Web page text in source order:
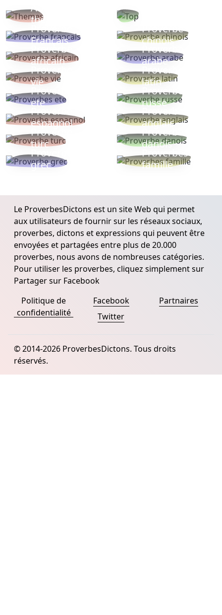
Autres
thèmes
Proverbe
Français
Proverbe
chinois
Proverbe
africain
Proverbe
arabe
Proverbe
vie
Proverbe
latin
Proverbes
ete
Proverbe
russe
Proverbe
espagnol
Proverbe
anglais
Proverbe
turc
Proverbe
danois
Proverbe
grec
Proverbes
famille
Le ProverbesDictons est un site Web qui permet
aux utilisateurs de fournir sur les réseaux sociaux,
proverbes, dictons et expressions qui peuvent être
envoyées et partagées entre plus de 20.000
proverbes, nous avons de nombreuses catégories.
Pour utiliser les proverbes, cliquez simplement sur
Partager sur Facebook
Politique de
confidentialité
Facebook
Twitter
Partnaires
© 2014-2026 ProverbesDictons. Tous droits
réservés.